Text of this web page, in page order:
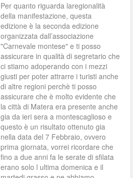
Per quanto riguarda laregionalità
della manifestazione, questa
edizione è la seconda edizione
organizzata dall’associazione
"Carnevale montese" e ti posso
assicurare in qualità di segretario che
ci stiamo adoperando con i mezzi
giusti per poter attrarre i turisti anche
di altre regioni perchè ti posso
assicurare che è molto evidente che
la città di Matera era presente anche
gia da ieri sera a montescaglioso e
questo è un risultato ottenuto gia
nella data del 7 Febbraio, ovvero
prima giornata, vorrei ricordare che
fino a due anni fa le serate di sfilata
erano solo l ultima domenica e il